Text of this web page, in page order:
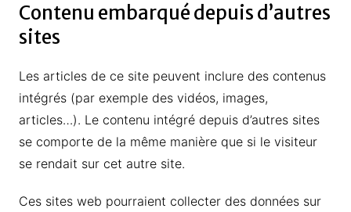
Contenu embarqué depuis d’autres
sites
Les articles de ce site peuvent inclure des contenus
intégrés (par exemple des vidéos, images,
articles…). Le contenu intégré depuis d’autres sites
se comporte de la même manière que si le visiteur
se rendait sur cet autre site.
Ces sites web pourraient collecter des données sur